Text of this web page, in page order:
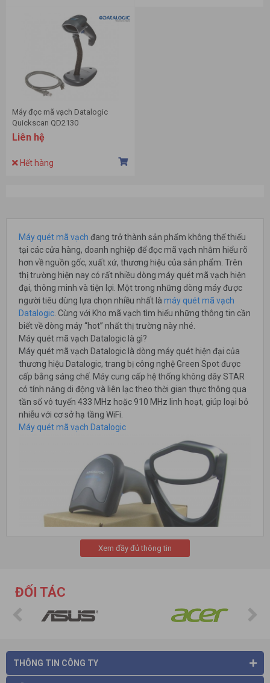
Máy đọc mã vạch Datalogic
Quickscan QD2130
Liên hệ
Hết hàng
Máy quét mã vạch đang trở thành sản phẩm không thể thiếu
tại các cửa hàng, doanh nghiệp để đọc mã vạch nhằm hiểu rõ
hơn về nguồn gốc, xuất xứ, thương hiệu của sản phẩm. Trên
thị trường hiện nay có rất nhiều dòng máy quét mã vạch hiện
đại, thông minh và tiện lợi. Một trong những dòng máy được
người tiêu dùng lựa chọn nhiều nhất là máy quét mã vạch
Datalogic. Cùng với Kho mã vạch tìm hiểu những thông tin cần
biết về dòng máy “hot” nhất thị trường này nhé.
Máy quét mã vạch Datalogic là gì?
Máy quét mã vạch Datalogic là dòng máy quét hiện đại của
thương hiệu Datalogic, trang bị công nghệ Green Spot được
cấp bằng sáng chế. Máy cung cấp hệ thống không dây STAR
có tính năng di động và liên lạc theo thời gian thực thông qua
tần số vô tuyến 433 MHz hoặc 910 MHz linh hoạt, giúp loại bỏ
nhiễu với cơ sở hạ tầng WiFi.
Máy quét mã vạch Datalogic
Cấu tạo của máy quét mã vạch
Xem đầy đủ thông tin
ĐỐI TÁC
THÔNG TIN CÔNG TY